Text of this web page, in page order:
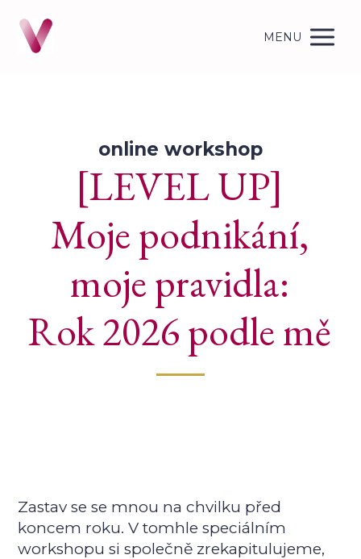
MENU
online workshop
[LEVEL UP]
Moje podnikání,
moje pravidla:
Rok 2026 podle mě
Zastav se se mnou na chvilku před
koncem roku. V tomhle speciálním
workshopu si společně zrekapitulujeme,